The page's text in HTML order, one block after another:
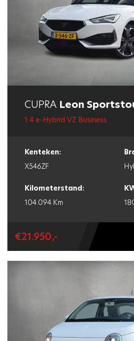
CUPRA Leon
1.4 e-Hybrid VZ Business
Kenteken:
X546ZF
Kilometerstand:
104.094 Km
€21.950,-